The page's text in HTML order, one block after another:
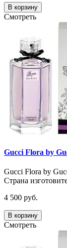
В корзину
Смотреть
Gucci Flora by
Gucci Flora by
Страна
4 500 руб.
В корзину
Смотреть